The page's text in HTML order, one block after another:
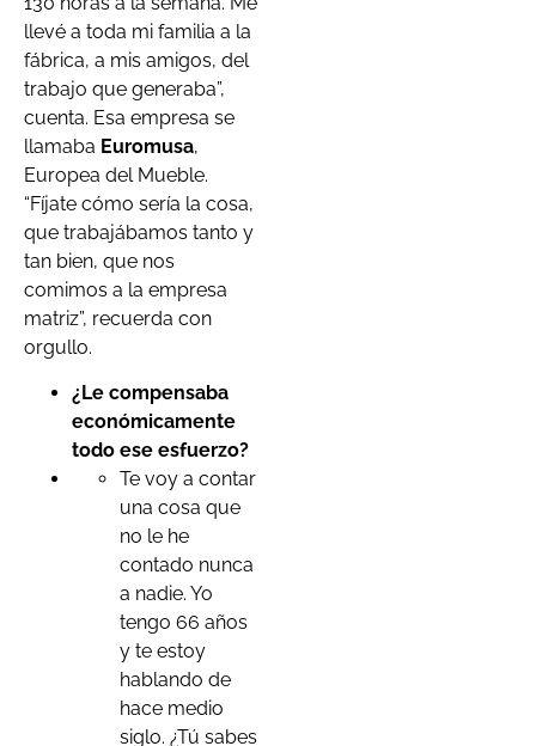
llevé a toda mi familia a la
fábrica, a mis amigos, del
trabajo que generaba”,
cuenta. Esa empresa se
llamaba Euromusa,
Europea del Mueble.
“Fíjate cómo sería la cosa,
que trabajábamos tanto y
tan bien, que nos
comimos a la empresa
matriz”, recuerda con
orgullo.
¿Le compensaba
económicamente
todo ese esfuerzo?
Te voy a contar
una cosa que
no le he
contado nunca
a nadie. Yo
tengo 66 años
y te estoy
hablando de
hace medio
siglo. ¿Tú sabes